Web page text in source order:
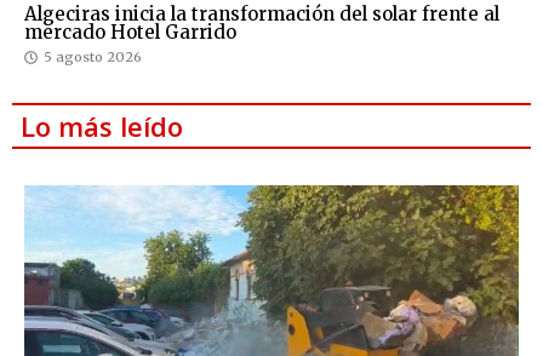
Algeciras inicia la transformación del solar frente al
mercado Hotel Garrido
5 agosto 2026
Lo más leído